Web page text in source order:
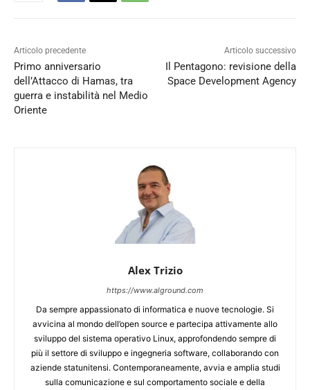
Articolo precedente
Primo anniversario
dell’Attacco di Hamas, tra
guerra e instabilità nel Medio
Oriente
Articolo successivo
Il Pentagono: revisione della
Space Development Agency
Alex Trizio
https://www.alground.com
Da sempre appassionato di informatica e nuove tecnologie. Si
avvicina al mondo dell’open source e partecipa attivamente allo
sviluppo del sistema operativo Linux, approfondendo sempre di
più il settore di sviluppo e ingegneria software, collaborando con
aziende statunitensi. Contemporaneamente, avvia e amplia studi
sulla comunicazione e sul comportamento sociale e della